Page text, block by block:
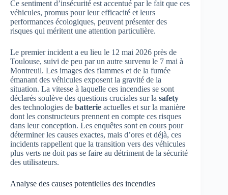
Ce sentiment d’insécurité est accentué par le fait que ces
véhicules, promus pour leur efficacité et leurs
performances écologiques, peuvent présenter des
risques qui méritent une attention particulière.
Le premier incident a eu lieu le 12 mai 2026 près de
Toulouse, suivi de peu par un autre survenu le 7 mai à
Montreuil. Les images des flammes et de la fumée
émanant des véhicules exposent la gravité de la
situation. La vitesse à laquelle ces incendies se sont
déclarés soulève des questions cruciales sur la safety
des technologies de batterie actuelles et sur la manière
dont les constructeurs prennent en compte ces risques
dans leur conception. Les enquêtes sont en cours pour
déterminer les causes exactes, mais d’ores et déjà, ces
incidents rappellent que la transition vers des véhicules
plus verts ne doit pas se faire au détriment de la sécurité
des utilisateurs.
Analyse des causes potentielles des incendies